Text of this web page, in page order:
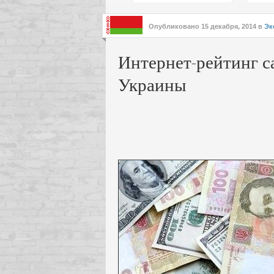
Опубликовано 15 декабря, 2014 в
Интернет-рейтинг
Украины